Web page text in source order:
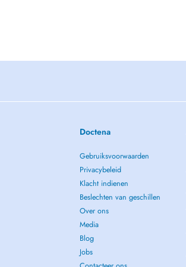
Doctena
Gebruiksvoorwaarden
Privacybeleid
Klacht indienen
Beslechten van geschillen
Over ons
Media
Blog
Jobs